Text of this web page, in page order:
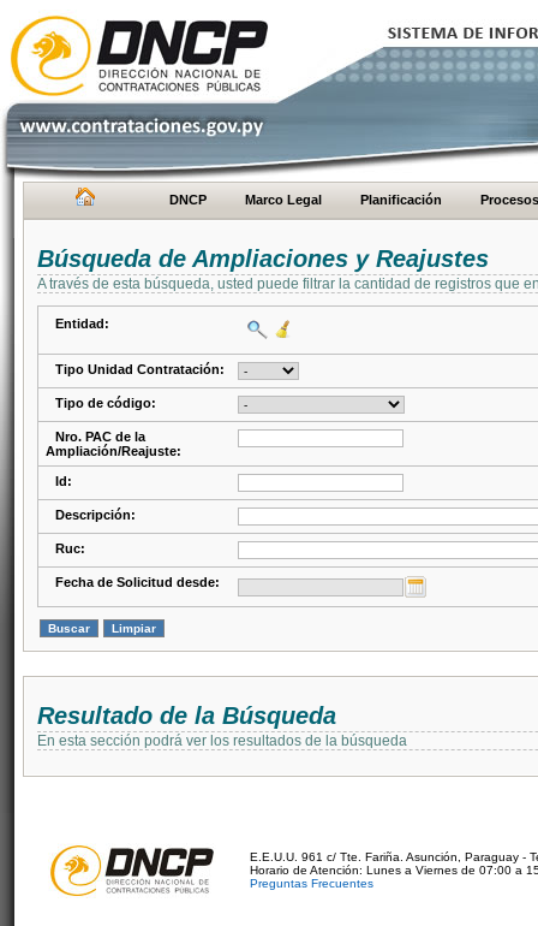
DNCP Marco Legal Planificación Procesos
Búsqueda de Ampliaciones y Reajustes
A través de esta búsqueda, usted puede filtrar la cantidad de registros que
Entidad:
Tipo Unidad Contratación:
Tipo de código:
Nro. PAC de la
Ampliación/Reajuste:
Id:
Descripción:
Ruc:
Fecha de Solicitud desde:
Resultado de la Búsqueda
En esta sección podrá ver los resultados de la búsqueda
E.E.U.U. 961 c/ Tte. Fariña. Asunción, Paraguay -
Horario de Atención: Lunes a Viernes de 07:00 a
Preguntas Frecuentes